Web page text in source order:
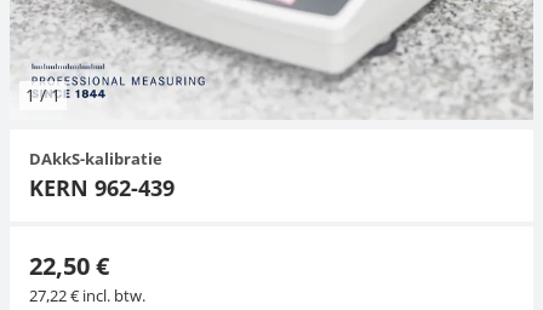
1/1
DAkkS-kalibratie
KERN 962-439
22,50 €
27,22 € incl. btw.
Hangende weegschalen
Orgelschalen
Spannings- en compressiebelastingcellen
Videomicroscopen
Toepassingen voor experts
Suiker
Newton-gewichten
Geluidsniveaumeter
Overig